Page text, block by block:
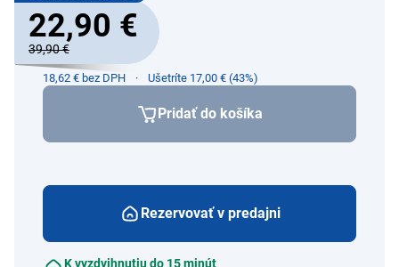
22,90 €
39,90 €
18,62 € bez DPH Ušetríte 17,00 € (43%)
Pridať do košíka
Rezervovať v predajni
K vyzdvihnutiu do 15 minút